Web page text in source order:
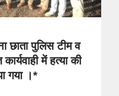
छाता पुलिस टीम व
में हत्या की
गया ।*